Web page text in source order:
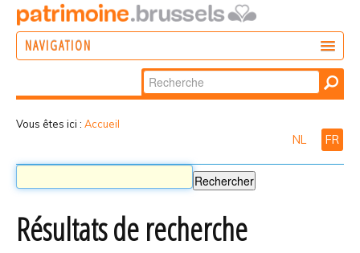
NAVIGATION
Chercher par
Recherche
Vous êtes ici : Accueil
NL FR
Résultats de recherche